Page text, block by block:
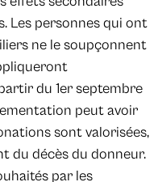
Les personnes qui ont
ne le soupçonnent
du 1er septembre
peut avoir
sont valorisées,
du décès du donneur.
par les